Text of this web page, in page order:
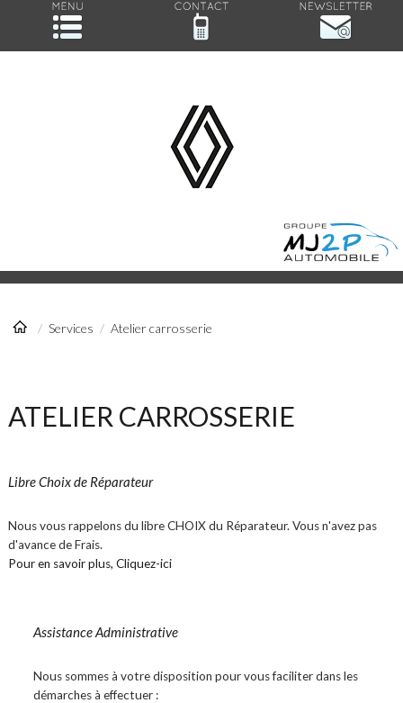
/ Services / Atelier carrosserie
ATELIER CARROSSERIE
Libre Choix de Réparateur
Nous vous rappelons du libre CHOIX du Réparateur. Vous n'avez pas
d'avance de Frais.
Pour en savoir plus, Cliquez-ici
Assistance Administrative
Nous sommes à votre disposition pour vous faciliter dans les
démarches à effectuer :